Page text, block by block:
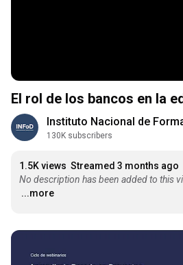
El rol de los bancos en la
Instituto Nacional de
130K subscribers
1.5K views Streamed 3 months ago
No description has been added to this
...more